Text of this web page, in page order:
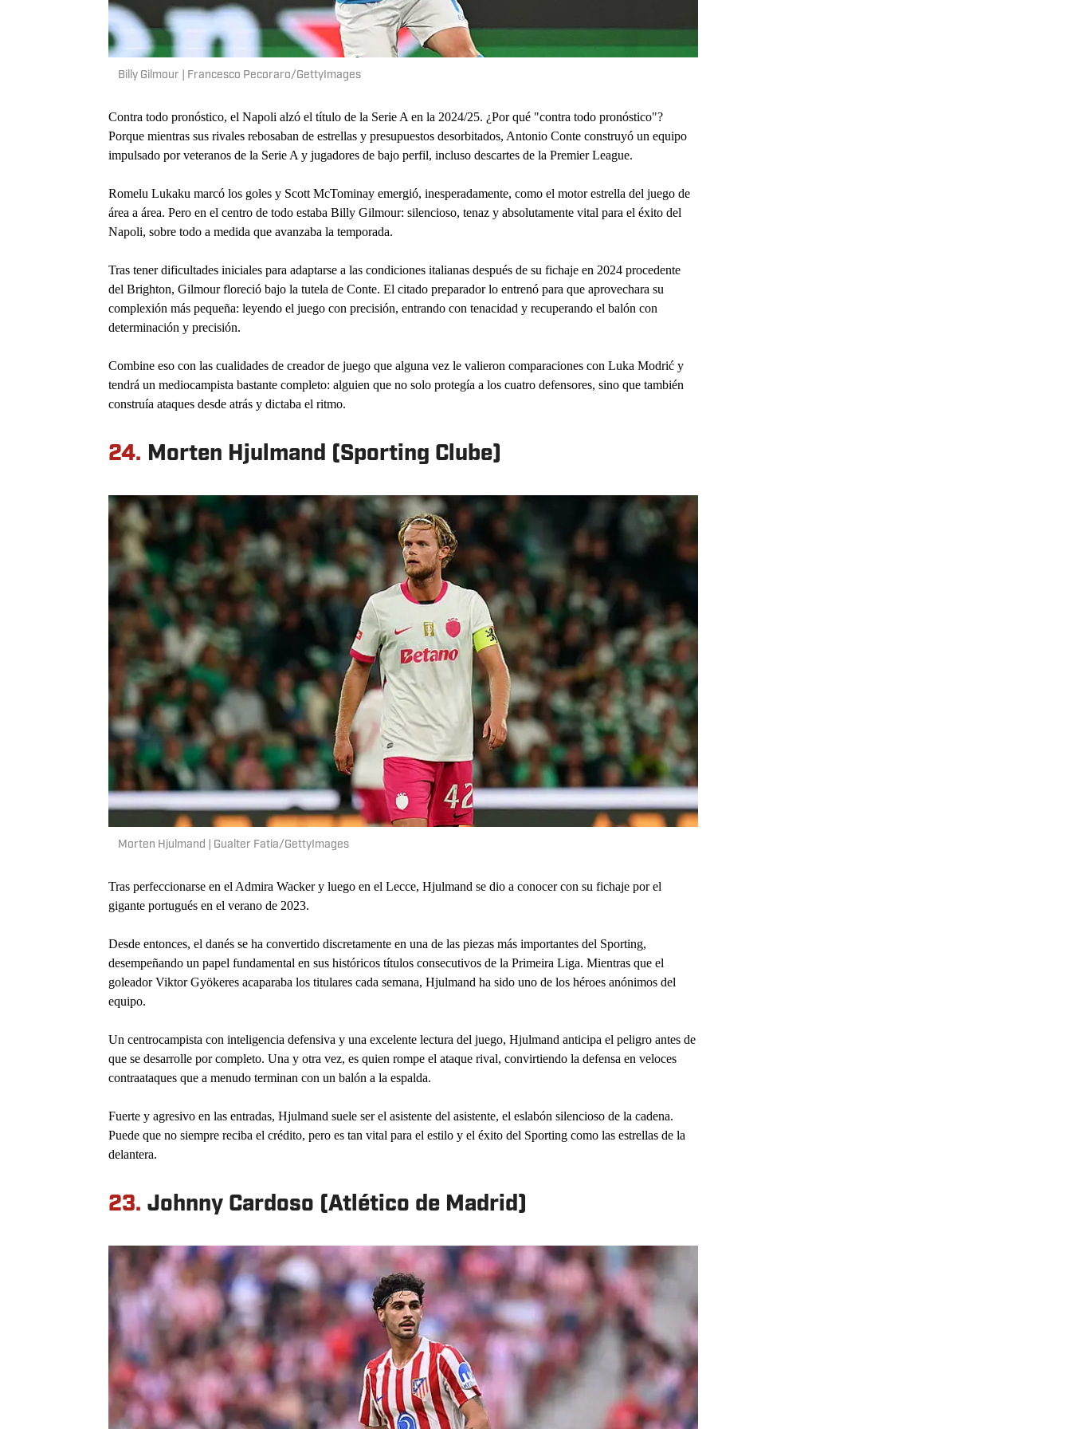
Billy Gilmour | Francesco Pecoraro/GettyImages
Contra todo pronóstico, el Napoli alzó el título de la Serie A en la 2024/25. ¿Por qué "contra todo pronóstico"?
Porque mientras sus rivales rebosaban de estrellas y presupuestos desorbitados, Antonio Conte construyó un equipo
impulsado por veteranos de la Serie A y jugadores de bajo perfil, incluso descartes de la Premier League.
Romelu Lukaku marcó los goles y Scott McTominay emergió, inesperadamente, como el motor estrella del juego de
área a área. Pero en el centro de todo estaba Billy Gilmour: silencioso, tenaz y absolutamente vital para el éxito del
Napoli, sobre todo a medida que avanzaba la temporada.
Tras tener dificultades iniciales para adaptarse a las condiciones italianas después de su fichaje en 2024 procedente
del Brighton, Gilmour floreció bajo la tutela de Conte. El citado preparador lo entrenó para que aprovechara su
complexión más pequeña: leyendo el juego con precisión, entrando con tenacidad y recuperando el balón con
determinación y precisión.
Combine eso con las cualidades de creador de juego que alguna vez le valieron comparaciones con Luka Modrić y
tendrá un mediocampista bastante completo: alguien que no solo protegía a los cuatro defensores, sino que también
construía ataques desde atrás y dictaba el ritmo.
24. Morten Hjulmand (Sporting Clube)
Morten Hjulmand | Gualter Fatia/GettyImages
Tras perfeccionarse en el Admira Wacker y luego en el Lecce, Hjulmand se dio a conocer con su fichaje por el
gigante portugués en el verano de 2023.
Desde entonces, el danés se ha convertido discretamente en una de las piezas más importantes del Sporting,
desempeñando un papel fundamental en sus históricos títulos consecutivos de la Primeira Liga. Mientras que el
goleador Viktor Gyökeres acaparaba los titulares cada semana, Hjulmand ha sido uno de los héroes anónimos del
equipo.
Un centrocampista con inteligencia defensiva y una excelente lectura del juego, Hjulmand anticipa el peligro antes de
que se desarrolle por completo. Una y otra vez, es quien rompe el ataque rival, convirtiendo la defensa en veloces
contraataques que a menudo terminan con un balón a la espalda.
Fuerte y agresivo en las entradas, Hjulmand suele ser el asistente del asistente, el eslabón silencioso de la cadena.
Puede que no siempre reciba el crédito, pero es tan vital para el estilo y el éxito del Sporting como las estrellas de la
delantera.
23. Johnny Cardoso (Atlético de Madrid)